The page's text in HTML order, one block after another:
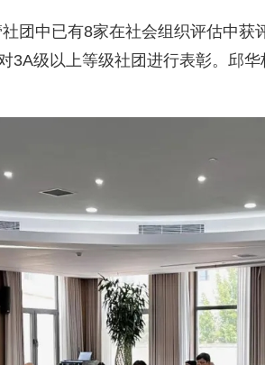
团中已有8家在社会组织评估中
3A级以上等级社团进行表彰。邱